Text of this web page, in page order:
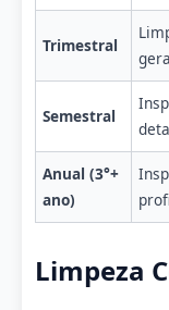
Trimestral
Semestral
Anual (3°+
ano)
Limpeza